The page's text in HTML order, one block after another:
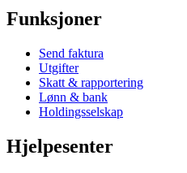
Funksjoner
Send faktura
Utgifter
Skatt & rapportering
Lønn & bank
Holdingsselskap
Hjelpesenter